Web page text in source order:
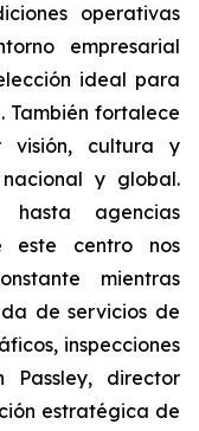
operativas
empresarial
ideal para
También fortalece
visión, cultura y
y global.
hasta agencias
este centro nos
mientras
de servicios de
inspecciones
Passley, director
estratégica de